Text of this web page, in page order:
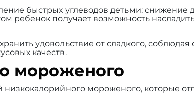
быстрых углеводов детьми: снижение
ребенок получает возможность
удовольствие от сладкого,
качеств.
мороженого
низкокалорийного мороженого, которые